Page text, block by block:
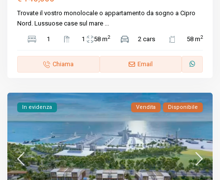
Trovate il vostro monolocale o appartamento da sogno a Cipro
Nord. Lussuose case sul mare ...
1 1 58 m2 2 cars 58 m2
Chiama Email
In evidenza Vendita Disponibile